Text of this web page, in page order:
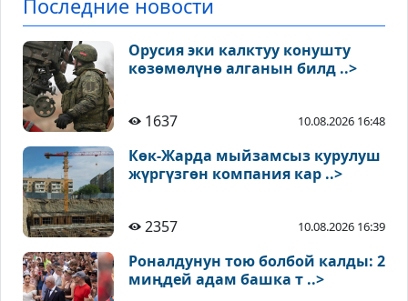
Последние новости
Орусия эки калктуу конушту
көзөмөлүнө алганын билд ..>
1637 10.08.2026 16:48
Көк-Жарда мыйзамсыз курулуш
жүргүзгөн компания кар ..>
2357 10.08.2026 16:39
Роналдунун тою болбой калды: 2
миңдей адам башка т ..>